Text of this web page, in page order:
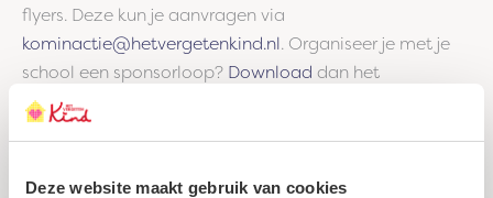
Deze website maakt gebruik van cookies
flyers. Deze kun je aanvragen via
kominactie@hetvergetenkind.nl. Organiseer je met je
school een sponsorloop? Download dan het
sponsorloopformulier, de stempelkaart en de brief voor
de ouders.